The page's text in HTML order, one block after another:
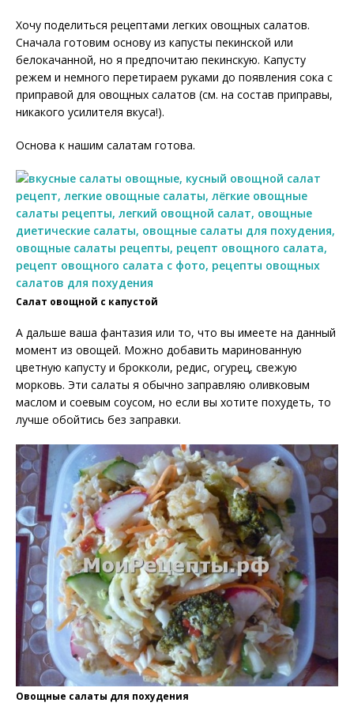
Хочу поделиться рецептами легких овощных салатов.
Сначала готовим основу из капусты пекинской или
белокачанной, но я предпочитаю пекинскую. Капусту
режем и немного перетираем руками до появления сока с
приправой для овощных салатов (см. на состав приправы,
никакого усилителя вкуса!).
Основа к нашим салатам готова.
Салат овощной с капустой
А дальше ваша фантазия или то, что вы имеете на данный
момент из овощей. Можно добавить маринованную
цветную капусту и брокколи, редис, огурец, свежую
морковь. Эти салаты я обычно заправляю оливковым
маслом и соевым соусом, но если вы хотите похудеть, то
лучше обойтись без заправки.
Овощные салаты для похудения